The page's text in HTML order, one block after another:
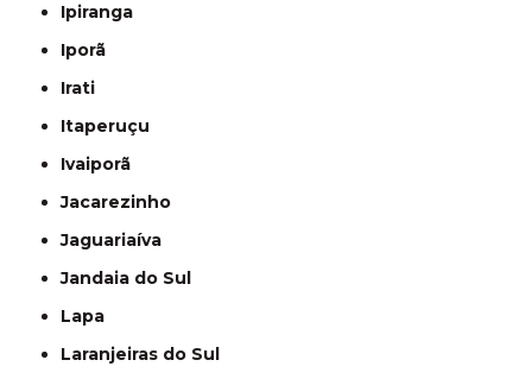
Ipiranga
Iporã
Irati
Itaperuçu
Ivaiporã
Jacarezinho
Jaguariaíva
Jandaia do Sul
Lapa
Laranjeiras do Sul